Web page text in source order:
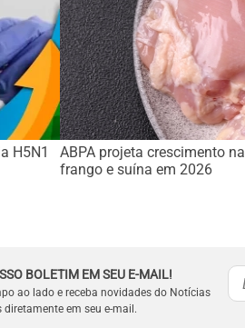
H5N1
ABPA projeta crescimento
frango e suína em 2026
BOLETIM EM SEU E-MAIL!
ao lado e receba novidades do Notícias
diretamente em seu e-mail.